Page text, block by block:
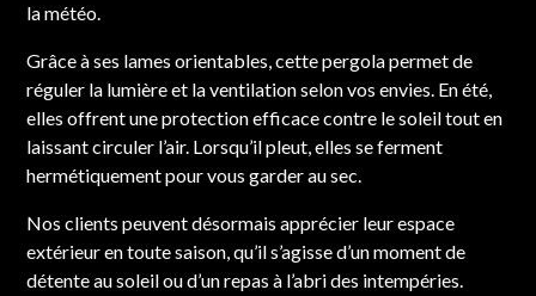
la météo.
Grâce à ses lames orientables, cette pergola permet de
réguler la lumière et la ventilation selon vos envies. En été,
elles offrent une protection efficace contre le soleil tout en
laissant circuler l’air. Lorsqu’il pleut, elles se ferment
hermétiquement pour vous garder au sec.
Nos clients peuvent désormais apprécier leur espace
extérieur en toute saison, qu’il s’agisse d’un moment de
détente au soleil ou d’un repas à l’abri des intempéries.